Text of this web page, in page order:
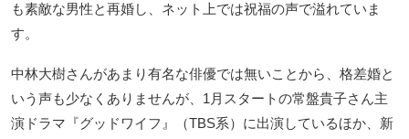
も素敵な男性と再婚し、ネット上では祝福の声で溢れていま
す。
中林大樹さんがあまり有名な俳優では無いことから、格差婚と
いう声も少なくありませんが、1月スタートの常盤貴子さん主
演ドラマ『グッドワイフ』（TBS系）に出演しているほか、新